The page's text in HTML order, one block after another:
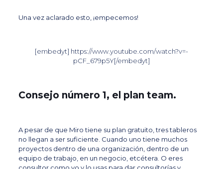
Una vez aclarado esto, ¡empecemos!
[embedyt] https://www.youtube.com/watch?v=-
pCF_679p5Y[/embedyt]
Consejo número 1, el plan team.
A pesar de que Miro tiene su plan gratuito, tres tableros
no llegan a ser suficiente. Cuando uno tiene muchos
proyectos dentro de una organización, dentro de un
equipo de trabajo, en un negocio, etcétera. O eres